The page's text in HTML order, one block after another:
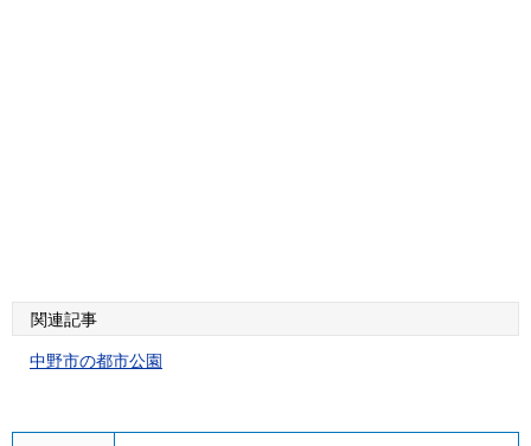
関連記事
中野市の都市公園